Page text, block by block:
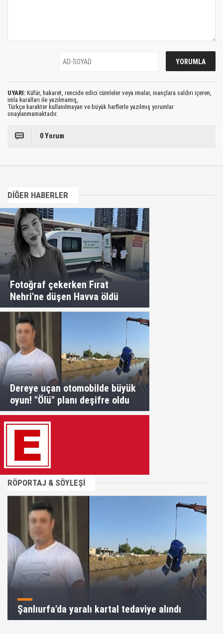
UYARI: Küfür, hakaret, rencide edici cümleler veya imalar, inançlara saldırı içeren,
imla kuralları ile yazılmamış,
Türkçe karakter kullanılmayan ve büyük harflerle yazılmış yorumlar
onaylanmamaktadır.
0 Yorum
DİĞER HABERLER
Fotoğraf çekerken Fırat
Nehri'ne düşen Havva öldü
Dereye uçan otomobilde büyük
oyun! "Ölü" planı deşifre oldu
RÖPORTAJ & SÖYLEŞİ
Şanlıurfa'da yaralı kartal tedaviye alındı